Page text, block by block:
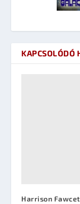
KAPCSOLÓDÓ
Harrison